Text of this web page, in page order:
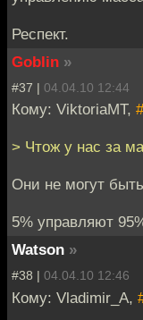
Респект.
Goblin »
#37 | 04.04.10 12:44
Кому: ViktoriaMT,
> Чтож у нас за
Они не могут
5% управляют
Watson »
#38 | 04.04.10 12:46
Кому: Vladimir_A,